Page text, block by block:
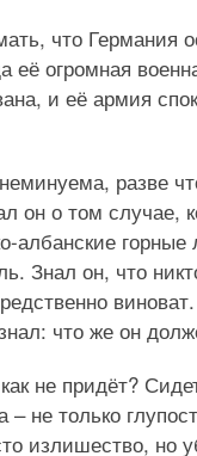
что Германия
её огромная
и её армия
разве
он о том случае,
горные
Знал он, что
что же он
не придёт?
не только
излишество, но